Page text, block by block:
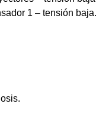
1 – tensión baja.